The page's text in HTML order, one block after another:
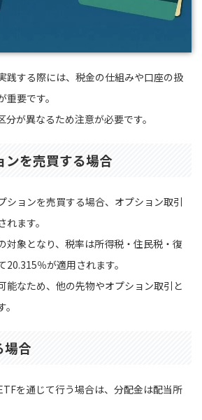
践する際には、税金の仕組みや口座の扱
要です。
が異なるため注意が必要です。
ンを売買する場合
ションを売買する場合、オプション取引
ます。
対象となり、税率は所得税・住民税・復
％が適用されます。
能なため、他の先物やオプション取引と
場合
を通じて行う場合は、分配金は配当所